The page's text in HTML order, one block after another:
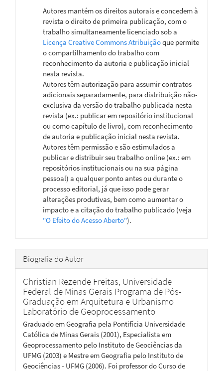
Autores mantém os direitos autorais e concedem à
revista o direito de primeira publicação, com o
trabalho simultaneamente licenciado sob a
Licença Creative Commons Atribuiçãoque permite
o compartilhamento do trabalho com
reconhecimento da autoria e publicação inicial
nesta revista.
Autores têm autorização para assumir contratos
adicionais separadamente, para distribuição não-
exclusiva da versão do trabalho publicada nesta
revista (ex.: publicar em repositório institucional
ou como capítulo de livro), com reconhecimento
de autoria e publicação inicial nesta revista.
Autores têm permissão e são estimulados a
publicar e distribuir seu trabalho online (ex.: em
repositórios institucionais ou na sua página
pessoal) a qualquer ponto antes ou durante o
processo editorial, já que isso pode gerar
alterações produtivas, bem como aumentar o
impacto e a citação do trabalho publicado (veja
"O Efeito do Acesso Aberto").
Biografia do Autor
Christian Rezende Freitas, Universidade
Federal de Minas Gerais Programa de Pós-
Graduação em Arquitetura e Urbanismo
Laboratório de Geoprocessamento
Graduado em Geografia pela Pontifícia Universidade
Católica de Minas Gerais (2001), Especialista em
Geoprocessamento pelo Instituto de Geociências da
UFMG (2003) e Mestre em Geografia pelo Instituto de
Geociências - UFMG (2006). Foi professor do Curso de